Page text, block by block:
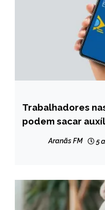
BRASIL
NOTÍCIAS
Trabalhadores
podem sacar
Aranãs FM 5